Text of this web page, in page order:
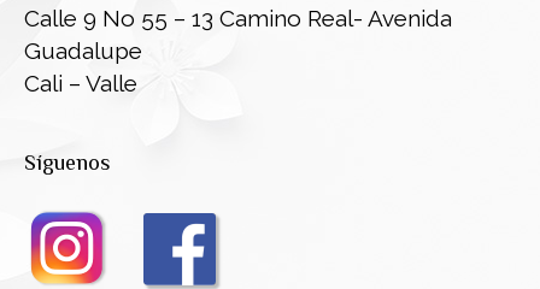
Calle 9 No 55 – 13 Camino Real- Avenida
Guadalupe
Cali – Valle
Síguenos